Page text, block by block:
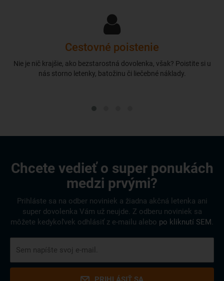
Cestovné poistenie
Nie je nič krajšie, ako bezstarostná dovolenka, však? Poistite si u
nás storno letenky, batožinu či liečebné náklady.
Chcete vedieť o super ponukách
medzi prvými?
Prihláste sa na odber noviniek a žiadna akčná letenka ani
super dovolenka Vám už neujde. Z odberu noviniek sa
môžete kedykoľvek odhlásiť z e-mailu alebo po kliknutí SEM.